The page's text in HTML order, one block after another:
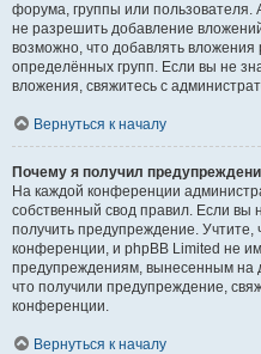
форума, группы или
не разрешить добавление
возможно, что добавлять
определённых групп. Если вы не
вложения, свяжитесь с
Вернуться к началу
Почему я получил
На каждой конференции
собственный свод правил. Если
получить предупреждение.
конференции, и phpBB Limited не
предупреждениям, вынесенным на
что получили предупреждение,
конференции.
Вернуться к началу